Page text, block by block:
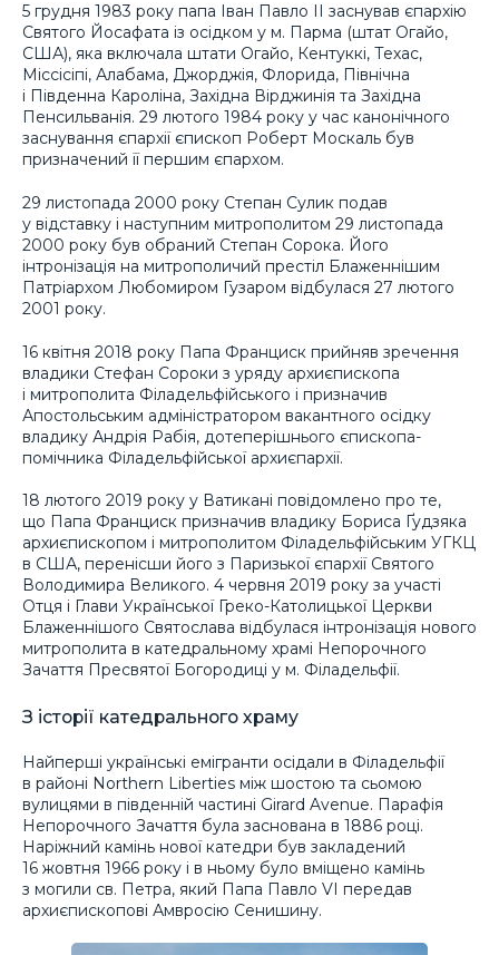
5 грудня 1983 року папа Іван Павло ІІ заснував єпархію
Святого Йосафата із осідком у м. Парма (штат Огайо,
США), яка включала штати Огайо, Кентуккі, Техас,
Міссісіпі, Алабама, Джорджія, Флорида, Північна
і Південна Кароліна, Західна Вірджинія та Західна
Пенсильванія. 29 лютого 1984 року у час канонічного
заснування єпархії єпископ Роберт Москаль був
призначений її першим єпархом.
29 листопада 2000 року Степан Сулик подав
у відставку і наступним митрополитом 29 листопада
2000 року був обраний Степан Сорока. Його
інтронізація на митрополичий престіл Блаженнішим
Патріархом Любомиром Гузаром відбулася 27 лютого
2001 року.
16 квітня 2018 року Папа Франциск прийняв зречення
владики Стефан Сороки з уряду архиєпископа
і митрополита Філадельфійського і призначив
Апостольським адміністратором вакантного осідку
владику Андрія Рабія, дотеперішнього єпископа-
помічника Філадельфійської архиєпархії.
18 лютого 2019 року у Ватикані повідомлено про те,
що Папа Франциск призначив владику Бориса Ґудзяка
архиєпископом і митрополитом Філадельфійським УГКЦ
в США, перенісши його з Паризької єпархії Святого
Володимира Великого. 4 червня 2019 року за участі
Отця і Глави Української Греко-Католицької Церкви
Блаженнішого Святослава відбулася інтронізація нового
митрополита в катедральному храмі Непорочного
Зачаття Пресвятої Богородиці у м. Філадельфії.
З історії катедрального храму
Найперші українські емігранти осідали в Філадельфії
в районі Northern Liberties між шостою та сьомою
вулицями в південній частині Girard Avenue. Парафія
Непорочного Зачаття була заснована в 1886 році.
Наріжний камінь нової катедри був закладений
16 жовтня 1966 року і в ньому було вміщено камінь
з могили св. Петра, який Папа Павло VI передав
архиєпископові Амвросію Сенишину.